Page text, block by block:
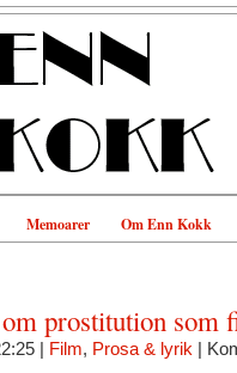
Memoarer Om Enn Kokk
prostitution som
| Film, Prosa & lyrik |